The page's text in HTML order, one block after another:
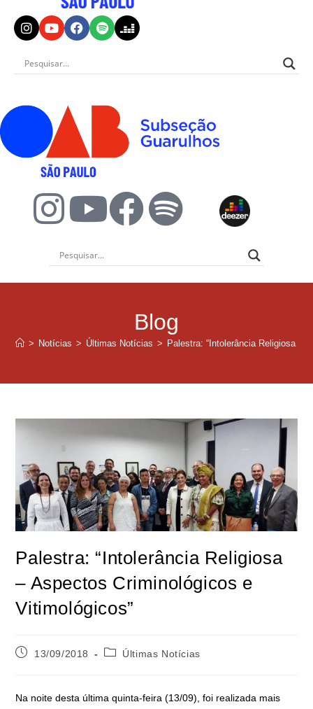
Blog
> Notícias > Últimas Notícias > Palestra: “Intolerância Religiosa –
Palestra: “Intolerância Religiosa
– Aspectos Criminológicos e
Vitimológicos”
13/09/2018 Últimas Notícias
Na noite desta última quinta-feira (13/09), foi realizada mais